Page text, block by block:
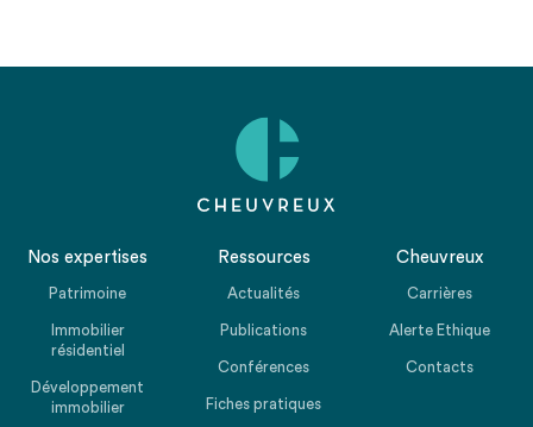
Nos expertises
Patrimoine
Immobilier
résidentiel
Développement
immobilier
Ressources
Actualités
Publications
Conférences
Fiches pratiques
Cheuvreux
Carrières
Alerte Ethique
Contacts